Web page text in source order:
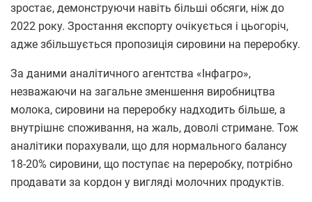
зростає, демонструючи навіть більші обсяги, ніж до
2022 року. Зростання експорту очікується і цьогоріч,
адже збільшується пропозиція сировини на переробку.
За даними аналітичного агентства «Інфагро»,
незважаючи на загальне зменшення виробництва
молока, сировини на переробку надходить більше, а
внутрішнє споживання, на жаль, доволі стримане. Тож
аналітики порахували, що для нормального балансу
18-20% сировини, що поступає на переробку, потрібно
продавати за кордон у вигляді молочних продуктів.